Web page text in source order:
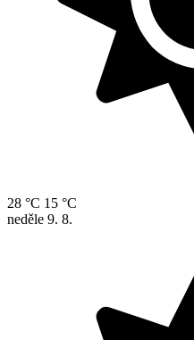
28 °C 15 °C
neděle 9. 8.